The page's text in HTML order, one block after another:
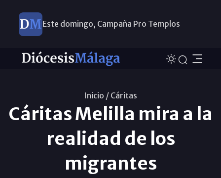
Este domingo, Campaña Pro Templos
Inicio / Cáritas
Cáritas Melilla mira a la
realidad de los
migrantes